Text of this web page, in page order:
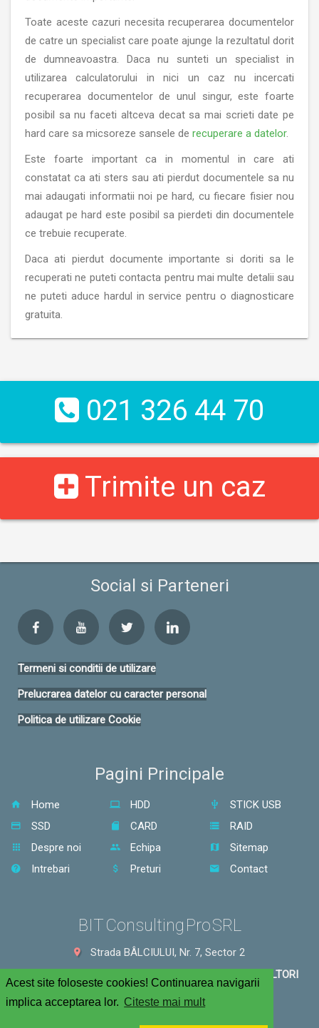
Acest site foloseste cookies! Continuarea navigarii
implica acceptarea lor. Citeste mai mult
Toate aceste cazuri necesita recuperarea documentelor
de catre un specialist care poate ajunge la rezultatul dorit
de dumneavoastra. Daca nu sunteti un specialist in
utilizarea calculatorului in nici un caz nu incercati
recuperarea documentelor de unul singur, este foarte
posibil sa nu faceti altceva decat sa mai scrieti date pe
hard care sa micsoreze sansele de recuperare a datelor.
Este foarte important ca in momentul in care ati
constatat ca ati sters sau ati pierdut documentele sa nu
mai adaugati informatii noi pe hard, cu fiecare fisier nou
adaugat pe hard este posibil sa pierdeti din documentele
ce trebuie recuperate.
Daca ati pierdut documente importante si doriti sa le
recuperati ne puteti contacta pentru mai multe detalii sau
ne puteti aduce hardul in service pentru o diagnosticare
gratuita.
021 326 44 70
Trimite un caz
Social si Parteneri
Termeni si conditii de utilizare
Prelucrarea datelor cu caracter personal
Politica de utilizare Cookie
Pagini Principale
Home HDD
STICK USB
SSD
CARD
RAID
Despre noi
Echipa
Sitemap
Intrebari
Preturi Contact
BIT Consulting Pro SRL
Strada BÂLCIULUI, Nr. 7, Sector 2
ACCESUL AUTO SE FACE DOAR DIN STRADA AGRICULTORI
Sector 2, Bucuresti, 021501